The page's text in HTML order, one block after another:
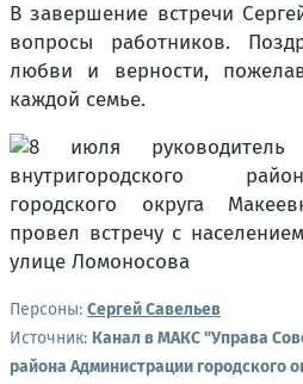
В завершение встречи
вопросы работников.
любви и верности,
каждой семье.
Персоны: Сергей Савельев
Источник: Канал в МАКС "Управа
района Администрации городского